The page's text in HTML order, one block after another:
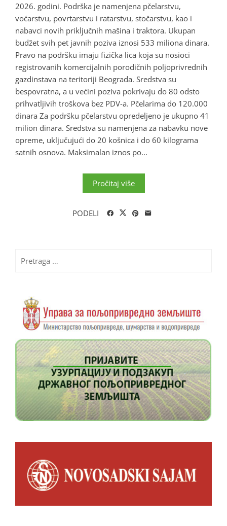
2026. godini. Podrška je namenjena pčelarstvu,
voćarstvu, povrtarstvu i ratarstvu, stočarstvu, kao i
nabavci novih priključnih mašina i traktora. Ukupan
budžet svih pet javnih poziva iznosi 533 miliona dinara.
Pravo na podršku imaju fizička lica koja su nosioci
registrovanih komercijalnih porodičnih poljoprivrednih
gazdinstava na teritoriji Beograda. Sredstva su
bespovratna, a u većini poziva pokrivaju do 80 odsto
prihvatljivih troškova bez PDV-a. Pčelarima do 120.000
dinara Za podršku pčelarstvu opredeljeno je ukupno 41
milion dinara. Sredstva su namenjena za nabavku nove
opreme, uključujući do 20 košnica i do 60 kilograma
satnih osnova. Maksimalan iznos po...
Pročitaj više
PODELI
za: